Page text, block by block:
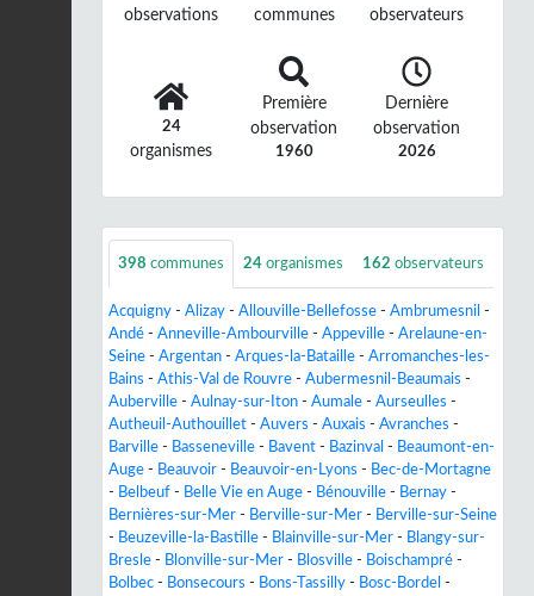
observations communes observateurs
24
organismes
Première
observation
1960
Dernière
observation
2026
398 communes 24 organismes 162 observateurs
Acquigny - Alizay - Allouville-Bellefosse - Ambrumesnil -
Andé - Anneville-Ambourville - Appeville - Arelaune-en-
Seine - Argentan - Arques-la-Bataille - Arromanches-les-
Bains - Athis-Val de Rouvre - Aubermesnil-Beaumais -
Auberville - Aulnay-sur-Iton - Aumale - Aurseulles -
Autheuil-Authouillet - Auvers - Auxais - Avranches -
Barville - Basseneville - Bavent - Bazinval - Beaumont-en-
Auge - Beauvoir - Beauvoir-en-Lyons - Bec-de-Mortagne
- Belbeuf - Belle Vie en Auge - Bénouville - Bernay -
Bernières-sur-Mer - Berville-sur-Mer - Berville-sur-Seine
- Beuzeville-la-Bastille - Blainville-sur-Mer - Blangy-sur-
Bresle - Blonville-sur-Mer - Blosville - Boischampré -
Bolbec - Bonsecours - Bons-Tassilly - Bosc-Bordel -